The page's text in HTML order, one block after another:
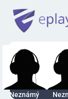
Neznámý